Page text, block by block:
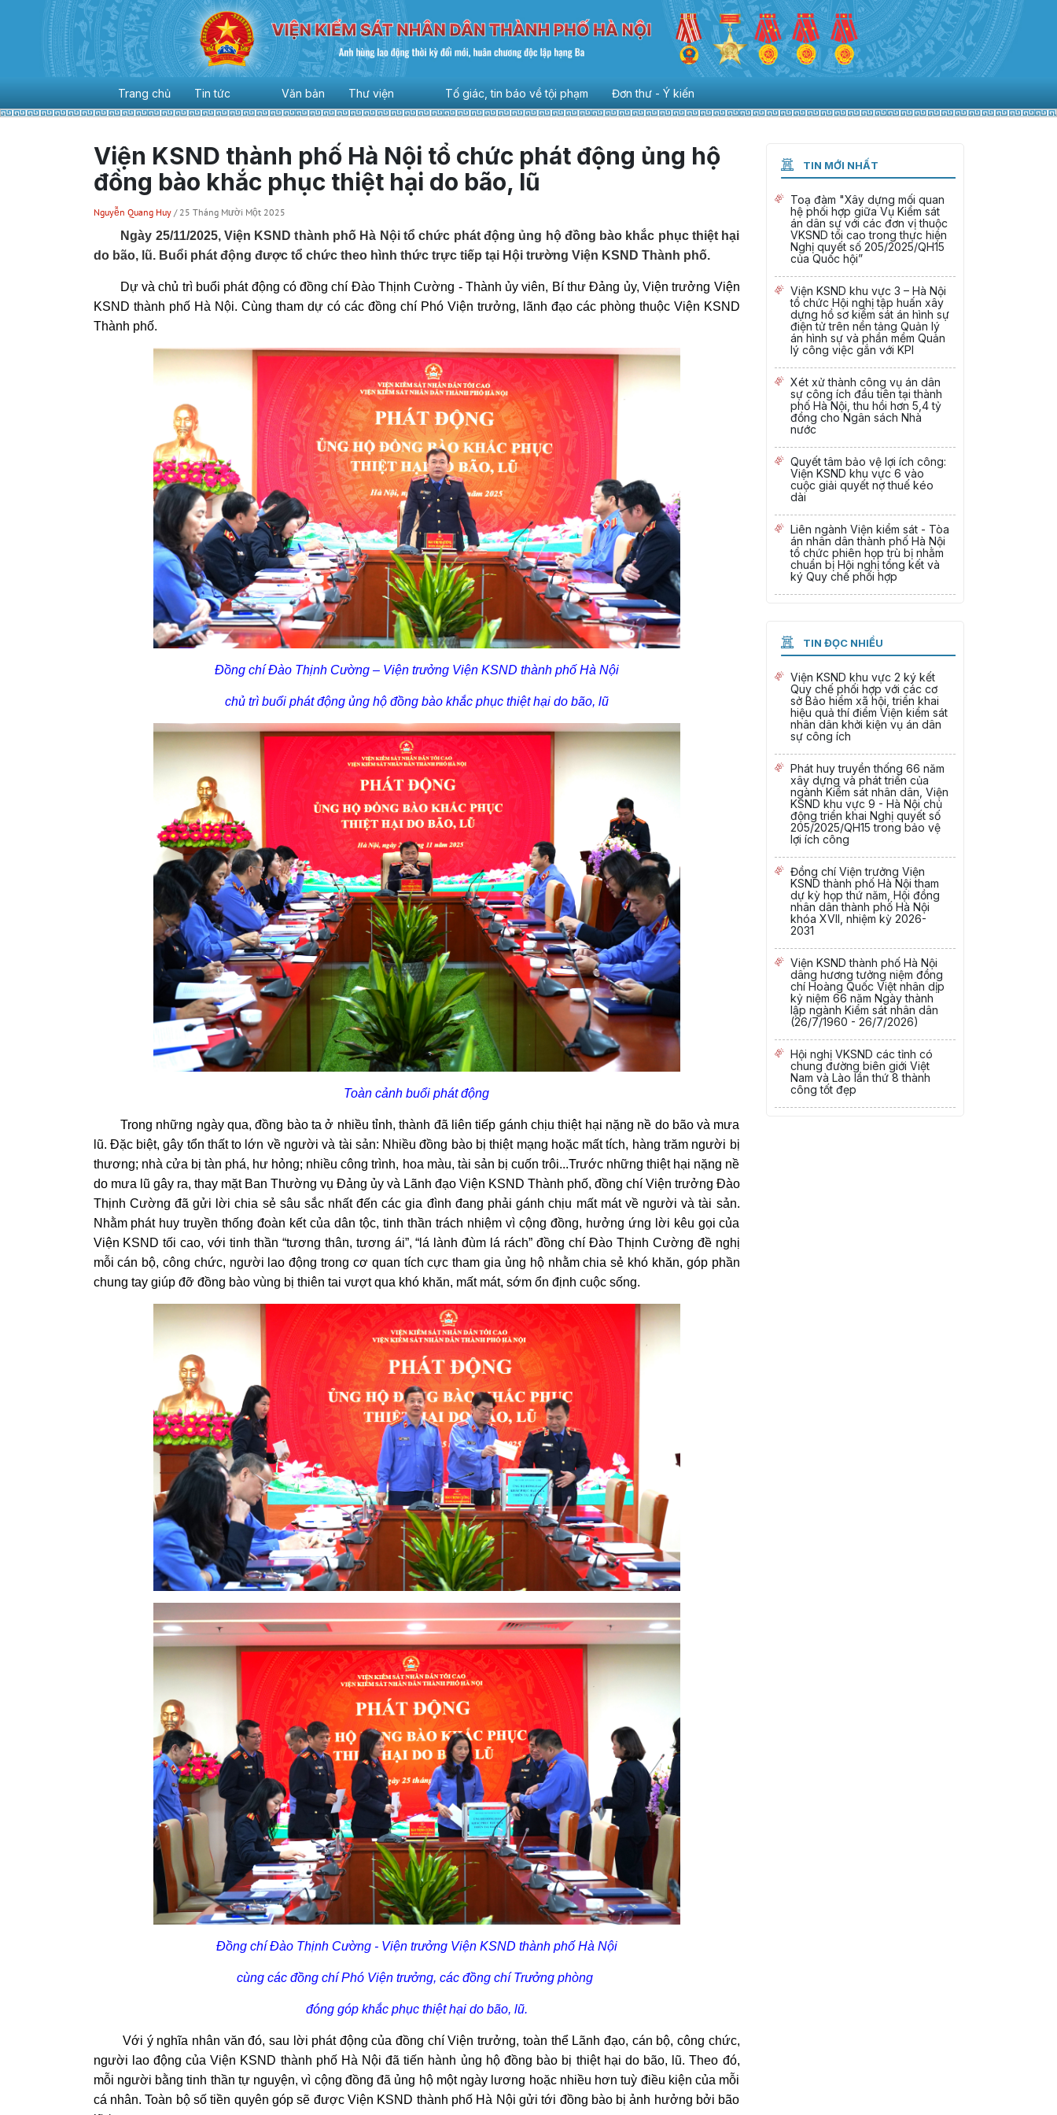
Trang chủ Tin tức Văn bản Thư viện Tố giác, tin báo về tội phạm Đơn thư - Ý kiến
Viện KSND thành phố Hà Nội tổ chức phát động ủng hộ
đồng bào khắc phục thiệt hại do bão, lũ
Nguyễn Quang Huy / 25 Tháng Mười Một 2025
Ngày 25/11/2025, Viện KSND thành phố Hà Nội tổ chức phát động ủng hộ đồng bào khắc phục thiệt hại
do bão, lũ. Buổi phát động được tổ chức theo hình thức trực tiếp tại Hội trường Viện KSND Thành phố.
Dự và chủ trì buổi phát động có đồng chí Đào Thịnh Cường - Thành ủy viên, Bí thư Đảng ủy, Viện trưởng Viện
KSND thành phố Hà Nội. Cùng tham dự có các đồng chí Phó Viện trưởng, lãnh đạo các phòng thuộc Viện KSND
Thành phố.
Đồng chí Đào Thịnh Cường – Viện trưởng Viện KSND thành phố Hà Nội
chủ trì buổi phát động ủng hộ đồng bào khắc phục thiệt hại do bão, lũ
Toàn cảnh buổi phát động
Trong những ngày qua, đồng bào ta ở nhiều tỉnh, thành đã liên tiếp gánh chịu thiệt hại nặng nề do bão và mưa
lũ. Đặc biệt, gây tổn thất to lớn về người và tài sản: Nhiều đồng bào bị thiệt mạng hoặc mất tích, hàng trăm người bị
thương; nhà cửa bị tàn phá, hư hỏng; nhiều công trình, hoa màu, tài sản bị cuốn trôi...Trước những thiệt hại nặng nề
do mưa lũ gây ra, thay mặt Ban Thường vụ Đảng ủy và Lãnh đạo Viện KSND Thành phố, đồng chí Viện trưởng Đào
Thịnh Cường đã gửi lời chia sẻ sâu sắc nhất đến các gia đình đang phải gánh chịu mất mát về người và tài sản.
Nhằm phát huy truyền thống đoàn kết của dân tộc, tinh thần trách nhiệm vì cộng đồng, hưởng ứng lời kêu gọi của
Viện KSND tối cao, với tinh thần “tương thân, tương ái”, “lá lành đùm lá rách” đồng chí Đào Thịnh Cường đề nghị
mỗi cán bộ, công chức, người lao động trong cơ quan tích cực tham gia ủng hộ nhằm chia sẻ khó khăn, góp phần
chung tay giúp đỡ đồng bào vùng bị thiên tai vượt qua khó khăn, mất mát, sớm ổn định cuộc sống.
Đồng chí Đào Thịnh Cường - Viện trưởng Viện KSND thành phố Hà Nội
cùng các đồng chí Phó Viện trưởng, các đồng chí Trưởng phòng
đóng góp khắc phục thiệt hại do bão, lũ.
Với ý nghĩa nhân văn đó, sau lời phát động của đồng chí Viện trưởng, toàn thể Lãnh đạo, cán bộ, công chức,
người lao động của Viện KSND thành phố Hà Nội đã tiến hành ủng hộ đồng bào bị thiệt hại do bão, lũ. Theo đó,
mỗi người bằng tinh thần tự nguyện, vì cộng đồng đã ủng hộ một ngày lương hoặc nhiều hơn tuỳ điều kiện của mỗi
cá nhân. Toàn bộ số tiền quyên góp sẽ được Viện KSND thành phố Hà Nội gửi tới đồng bào bị ảnh hưởng bởi bão
TIN MỚI NHẤT
Toạ đàm "Xây dựng mối quan
hệ phối hợp giữa Vụ Kiểm sát
án dân sự với các đơn vị thuộc
VKSND tối cao trong thực hiện
Nghị quyết số 205/2025/QH15
của Quốc hội”
Viện KSND khu vực 3 – Hà Nội
tổ chức Hội nghị tập huấn xây
dựng hồ sơ kiểm sát án hình sự
điện tử trên nền tảng Quản lý
án hình sự và phần mềm Quản
lý công việc gắn với KPI
Xét xử thành công vụ án dân
sự công ích đầu tiên tại thành
phố Hà Nội, thu hồi hơn 5,4 tỷ
đồng cho Ngân sách Nhà
nước
Quyết tâm bảo vệ lợi ích công:
Viện KSND khu vực 6 vào
cuộc giải quyết nợ thuế kéo
dài
Liên ngành Viện kiểm sát - Tòa
án nhân dân thành phố Hà Nội
tổ chức phiên họp trù bị nhằm
chuẩn bị Hội nghị tổng kết và
ký Quy chế phối hợp
TIN ĐỌC NHIỀU
Viện KSND khu vực 2 ký kết
Quy chế phối hợp với các cơ
sở Bảo hiểm xã hội, triển khai
hiệu quả thí điểm Viện kiểm sát
nhân dân khởi kiện vụ án dân
sự công ích
Phát huy truyền thống 66 năm
xây dựng và phát triển của
ngành Kiểm sát nhân dân, Viện
KSND khu vực 9 - Hà Nội chủ
động triển khai Nghị quyết số
205/2025/QH15 trong bảo vệ
lợi ích công
Đồng chí Viện trưởng Viện
KSND thành phố Hà Nội tham
dự kỳ họp thứ năm, Hội đồng
nhân dân thành phố Hà Nội
khóa XVII, nhiệm kỳ 2026-
2031
Viện KSND thành phố Hà Nội
dâng hương tưởng niệm đồng
chí Hoàng Quốc Việt nhân dịp
kỷ niệm 66 năm Ngày thành
lập ngành Kiểm sát nhân dân
(26/7/1960 - 26/7/2026)
Hội nghị VKSND các tỉnh có
chung đường biên giới Việt
Nam và Lào lần thứ 8 thành
công tốt đẹp